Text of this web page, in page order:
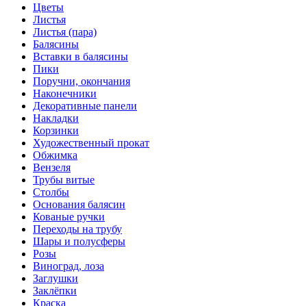
Цветы
Листья
Листья (пара)
Балясины
Вставки в балясины
Пики
Поручни, окончания
Наконечники
Декоративные панели
Накладки
Корзинки
Художественный прокат
Обжимка
Вензеля
Трубы витые
Столбы
Основания балясин
Кованые ручки
Переходы на трубу
Шары и полусферы
Розы
Виноград, лоза
Заглушки
Заклёпки
Краска